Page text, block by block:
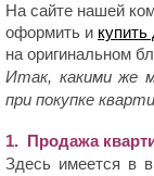
На сайте нашей
оформить и
на оригинальном
Итак, какими же
при покупке
1. Продажа
Здесь имеется в